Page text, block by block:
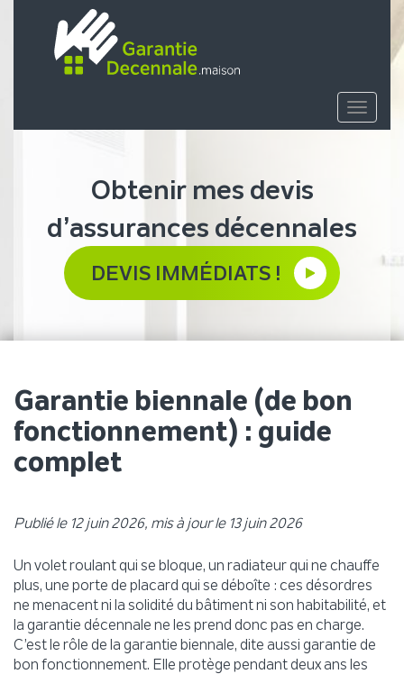
Toggle
Obtenir mes devis
d’assurances décennales
DEVIS IMMÉDIATS !
Garantie biennale (de bon
fonctionnement) : guide
complet
Publié le 12 juin 2026, mis à jour le 13 juin 2026
Un volet roulant qui se bloque, un radiateur qui ne chauffe
plus, une porte de placard qui se déboîte : ces désordres
ne menacent ni la solidité du bâtiment ni son habitabilité, et
la garantie décennale ne les prend donc pas en charge.
C’est le rôle de la garantie biennale, dite aussi garantie de
bon fonctionnement. Elle protège pendant deux ans les